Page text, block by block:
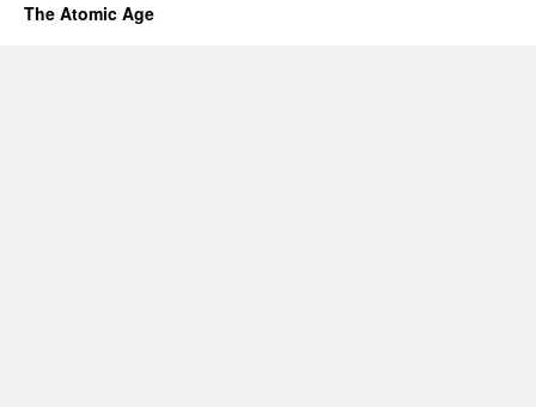
The Atomic Age